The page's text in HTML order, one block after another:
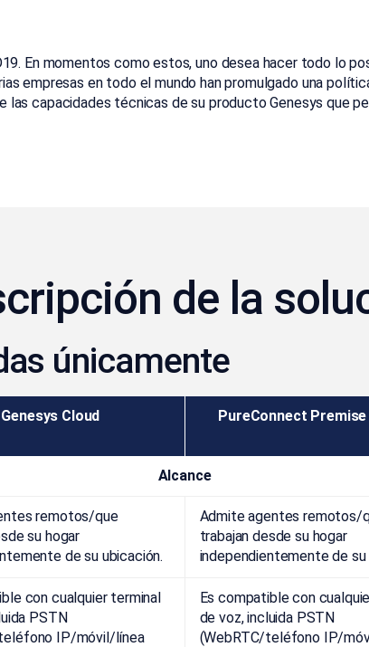
En momentos como estos, uno desea hacer todo lo
empresas en todo el mundo han promulgado una
las capacidades técnicas de su producto Genesys que
de la
únicamente
Genesys Cloud PureConnect Premise
Alcance
remotos/que
su hogar
de su ubicación.
Admite agentes remotos/
trabajan desde su hogar
independientemente de su
con cualquier terminal
PSTN
IP/móvil/línea
Es compatible con
de voz, incluida PSTN
(WebRTC/teléfono IP/